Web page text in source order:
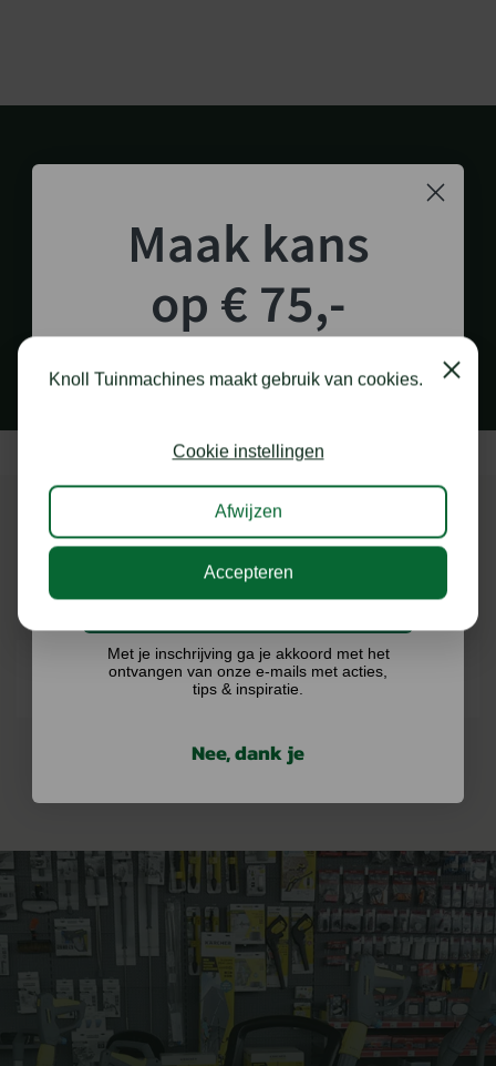
1.000 M2 SHOWROOM
in Staphorst
Knoll Tuinmachines maakt gebruik van cookies. Close
Cookie instellingen
Afwijzen
Accepteren
Maak kans
op € 75,-
shoptegoed!
kans op €75,- te besteden op onze webshop.
Ik doe graag mee!
Met je inschrijving ga je akkoord met het
ontvangen van onze e-mails met acties,
tips & inspiratie.
Nee, dank je